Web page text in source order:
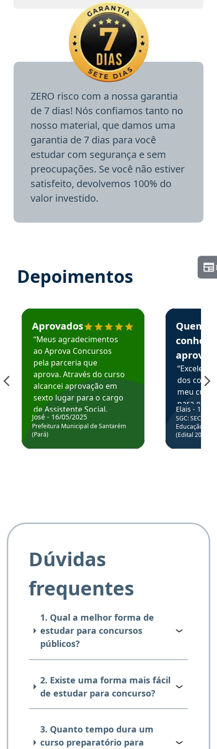
ZERO risco com a nossa garantia
de 7 dias! Nós confiamos tanto no
nosso material, que damos uma
garantia de 7 dias para você
estudar com segurança e sem
preocupações. Se você não estiver
satisfeito, devolvemos 100% do
valor investido.
Depoimentos
Estudante José recomenda o Aprova Concursos em
Aprovados
“Meus agradecimentos
ao Aprova Concursos
pela parceria que
aprova. Através do curso
alcancei aprovação em
sexto lugar para o cargo
de Assistente Social.
Hoje estou atuando na
Prefeitura de Santarém.
José - 16/05/2025
Prefeitura Municipal de Santarém
(Pará)
Estudante
Quem
aprova
dos
meu
para
colocar
através
de
Elais - 15/
SGC: SEC BA
Educação
(Edital
Dúvidas
frequentes
1. Qual a melhor forma de
estudar para concursos
públicos?
2. Existe uma forma mais fácil
de estudar para concurso?
3. Quanto tempo dura um
curso preparatório para